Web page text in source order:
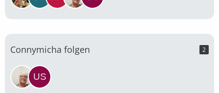
Connymicha folgen 2